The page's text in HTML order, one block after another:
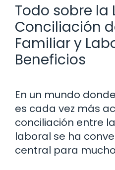
Todo sobre la
Conciliación
Familiar y
Beneficios
En un mundo
es cada vez más
conciliación entre
laboral se ha
central para